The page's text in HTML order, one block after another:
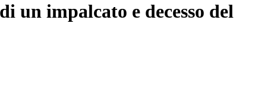
un impalcato e decesso del